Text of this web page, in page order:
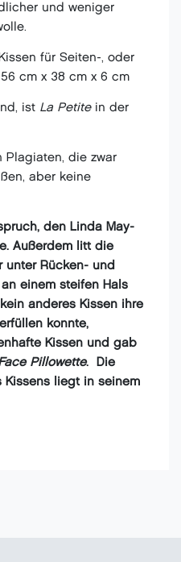
und weniger
für Seiten-, oder
cm x 38 cm x 6 cm
ist La Petite in der
Plagiaten, die zwar
aber keine
den Linda May-
Außerdem litt die
unter Rücken- und
einem steifen Hals
anderes Kissen ihre
konnte,
Kissen und gab
Pillowette. Die
Kissens liegt in seinem